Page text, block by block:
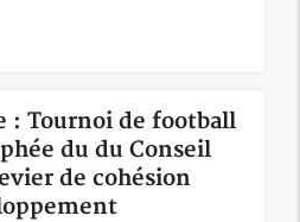
: Tournoi de football
du du Conseil
de cohésion